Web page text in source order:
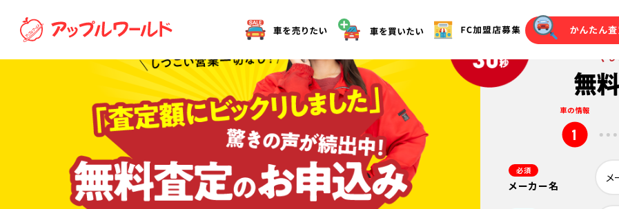
車の情報
1
必須
メーカー名